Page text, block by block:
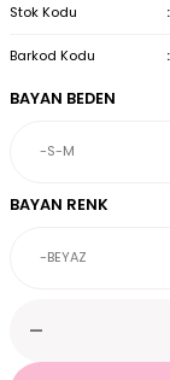
Stok Kodu
Barkod Kodu
BAYAN BEDEN
BAYAN RENK